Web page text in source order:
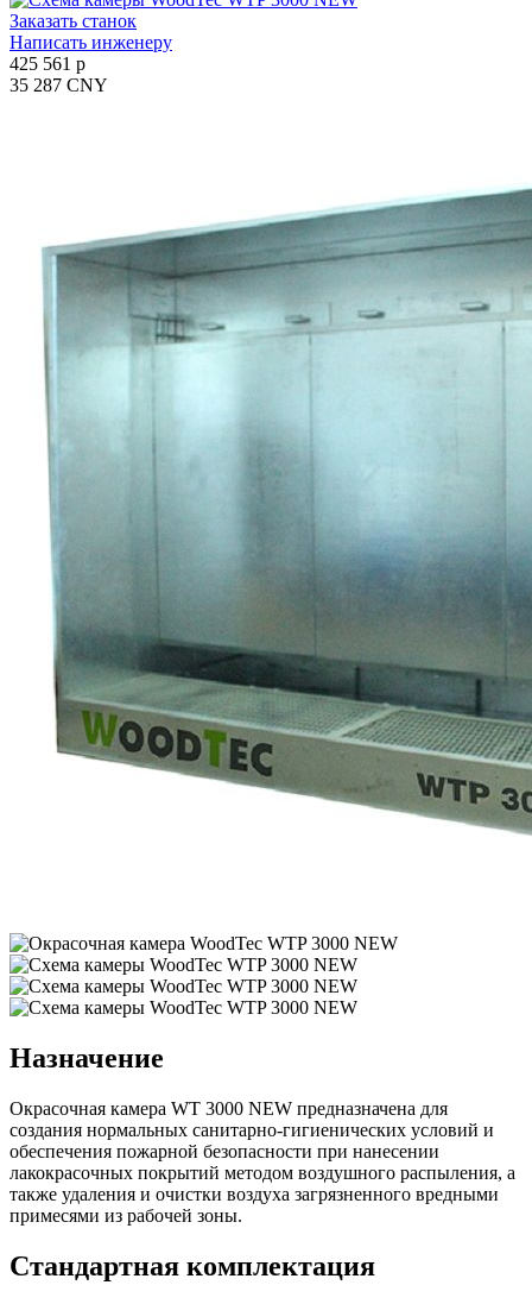
Заказать станок
Написать инженеру
425 561 p
35 287 CNY
Назначение
Окрасочная камера WT 3000 NEW предназначена для
создания нормальных санитарно-гигиенических условий и
обеспечения пожарной безопасности при нанесении
лакокрасочных покрытий методом воздушного распыления, а
также удаления и очистки воздуха загрязненного вредными
примесями из рабочей зоны.
Стандартная комплектация